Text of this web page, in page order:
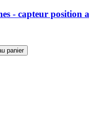
- capteur position
panier